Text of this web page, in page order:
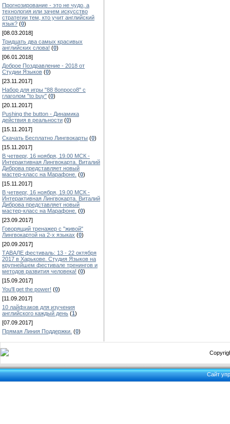
Прогнозирование - это не чудо, а
технология или зачем искусство
стратегии тем, кто учит английский
язык? (0)
[08.03.2018]
Тридцать два самых красивых
английских слова! (0)
[06.01.2018]
Доброе Поздравление - 2018 от
Студии Языков (0)
[23.11.2017]
Набор для игры "88 8опросо8" с
глаголом "to buy" (0)
[20.11.2017]
Pushing the button - Динамика
действия в реальности (0)
[15.11.2017]
Скачать Бесплатно Лингвокарты (0)
[15.11.2017]
В четверг, 16 ноября, 19.00 МСК -
Интерактивная Лингвокарта. Виталий
Диброва представляет новый
мастер-класс на Марафоне. (0)
[15.11.2017]
В четверг, 16 ноября, 19.00 МСК -
Интерактивная Лингвокарта. Виталий
Диброва представляет новый
мастер-класс на Марафоне. (0)
[23.09.2017]
Говорящий тренажер с "живой"
Лингвокартой на 2-х языках (0)
[20.09.2017]
ТАВАЛЕ фестиваль: 13 - 22 октября
2017 в Харькове. Студия Языков на
крупнейшем фестивале тренингов и
методов развития человека! (0)
[15.09.2017]
You'll get the power! (0)
[11.09.2017]
10 лайфхаков для изучения
английского каждый день (1)
[07.09.2017]
Прямая Линия Поддержки. (0)
Сайт